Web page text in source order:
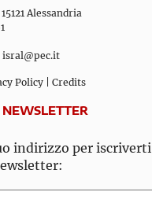
Alessandria
isral@pec.it
Policy Credits
indirizzo per iscriverti